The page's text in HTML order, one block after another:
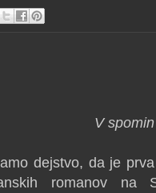
V
dejstvo, da je
romanov na